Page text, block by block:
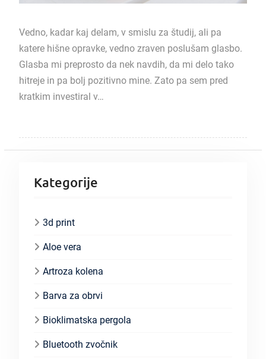
Vedno, kadar kaj delam, v smislu za študij, ali pa
katere hišne opravke, vedno zraven poslušam glasbo.
Glasba mi preprosto da nek navdih, da mi delo tako
hitreje in pa bolj pozitivno mine. Zato pa sem pred
kratkim investiral v…
Kategorije
3d print
Aloe vera
Artroza kolena
Barva za obrvi
Bioklimatska pergola
Bluetooth zvočnik